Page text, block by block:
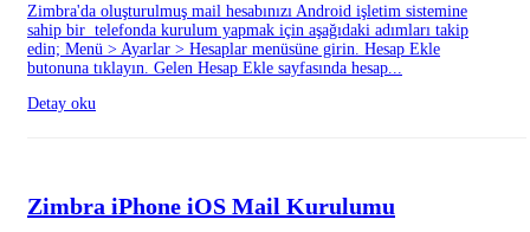
Zimbra'da oluşturulmuş mail hesabınızı Android işletim sistemine
sahip bir telefonda kurulum yapmak için aşağıdaki adımları takip
edin; Menü > Ayarlar > Hesaplar menüsüne girin. Hesap Ekle
butonuna tıklayın. Gelen Hesap Ekle sayfasında hesap...
Detay oku
Zimbra iPhone iOS Mail Kurulumu